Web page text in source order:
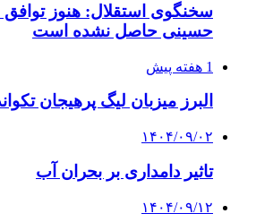
سخنگوی استقلال: هنوز توافق
حسینی حاصل نشده است
1 هفته پیش
البرز میزبان لیگ پرهیجان
۱۴۰۴/۰۹/۰۲
تاثیر دامداری بر بحران آب
۱۴۰۴/۰۹/۱۲